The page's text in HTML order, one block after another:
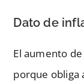
Dato de
El aumento
porque obliga